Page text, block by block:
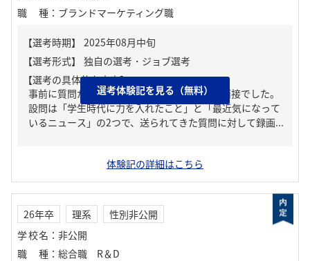
職種 ： ブランドマーケティング職
【選考の具体的な内容】
事前に質問が送られてくる一般的な形式のAI面接でした。
設問は「学生時代に力を入れたこと」と「最近気になって
いるニュース」の2つで、送られてきた質問に対して録画...
選考体験記を見る（無料）
体験記の詳細はこちら
26年卒 理系
性別非公開
学校名 ： 非公開
職種 ： 総合職 R＆D